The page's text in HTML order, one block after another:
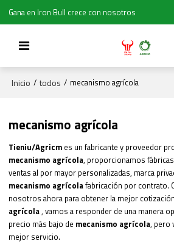
Gana en Iron Bull crece con nosotros
Inicio / todos / mecanismo agrícola
mecanismo agrícola
Tieniu/Agricm es un fabricante y proveedor
mecanismo agrícola, proporcionamos
ventas al por mayor personalizadas, marca
mecanismo agrícolafabricación por contrato.
nosotros ahora para obtener la mejor
agrícola, vamos a responder de una manera
precio más bajo de mecanismo agrícola, pero
mejor servicio.